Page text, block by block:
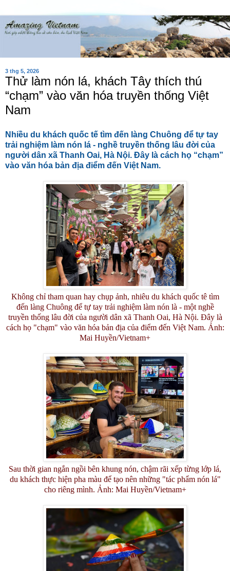
3 thg 5, 2026
Thử làm nón lá, khách Tây thích thú
“chạm” vào văn hóa truyền thống Việt
Nam
Nhiều du khách quốc tế tìm đến làng Chuông để tự tay
trải nghiệm làm nón lá - nghề truyền thống lâu đời của
người dân xã Thanh Oai, Hà Nội. Đây là cách họ “chạm”
vào văn hóa bản địa điểm đến Việt Nam.
Không chỉ tham quan hay chụp ảnh, nhiêu du khách quốc tê tìm
đến làng Chuông để tự tay trải nghiệm làm nón là - một nghề
truyền thống lâu đời của người dân xã Thanh Oai, Hà Nội. Đây là
cách họ "chạm" vào văn hóa bản địa của điểm đến Việt Nam. Ảnh:
Mai Huyền/Vietnam+
Sau thời gian ngắn ngồi bên khung nón, chậm rãi xếp từng lớp lá,
du khách thực hiện pha màu để tạo nên những "tác phẩm nón lá"
cho riêng mình. Ảnh: Mai Huyền/Vietnam+